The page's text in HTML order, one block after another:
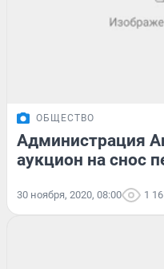
ОБЩЕСТВО
Администрация
аукцион на снос
30 ноября, 2020, 08:00 1